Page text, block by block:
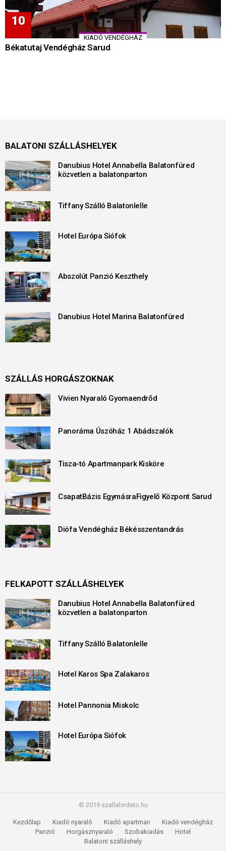
KIADÓ VENDÉGHÁZ
Békatutaj Vendégház Sarud
BALATONI SZÁLLÁSHELYEK
Danubius Hotel Annabella Balatonfüred
közvetlen a balatonparton
Tiffany Szálló Balatonlelle
Hotel Európa Siófok
Abszolút Panzió Keszthely
Danubius Hotel Marina Balatonfüred
SZÁLLÁS HORGÁSZOKNAK
Vivien Nyaraló Gyomaendrőd
Panoráma Úszóház 1 Abádszalók
Tisza-tó Apartmanpark Kisköre
CsapatBázis EgymásraFigyelő Központ Sarud
Diófa Vendégház Békésszentandrás
FELKAPOTT SZÁLLÁSHELYEK
Danubius Hotel Annabella Balatonfüred
közvetlen a balatonparton
Tiffany Szálló Balatonlelle
Hotel Karos Spa Zalakaros
Hotel Pannonia Miskolc
Hotel Európa Siófok
© 2019 szallahirdeto.hu
Kezdőlap Kiadó nyaraló Kiadó apartman
Kiadó vendégház
Panzió
Horgásznyaraló Szobakiadás
Hotel
Balatoni szálláshely